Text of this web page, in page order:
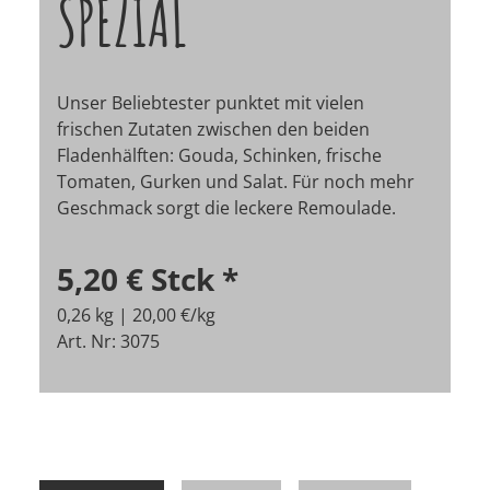
SPEZIAL
Unser Beliebtester punktet mit vielen
frischen Zutaten zwischen den beiden
Fladenhälften: Gouda, Schinken, frische
Tomaten, Gurken und Salat. Für noch mehr
Geschmack sorgt die leckere Remoulade.
5,20 € Stck *
0,26 kg | 20,00 €/kg
Art. Nr: 3075